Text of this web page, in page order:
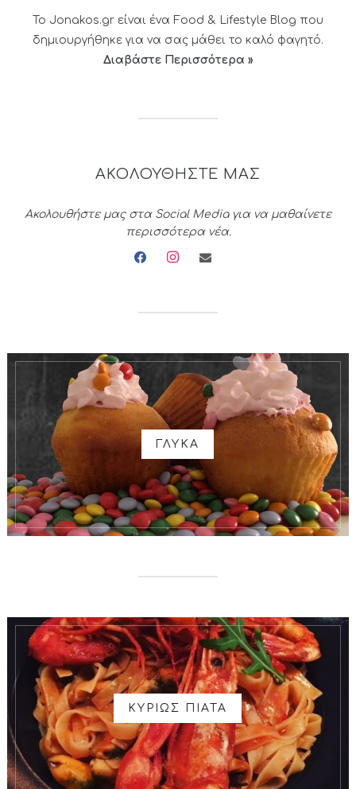
Το Jonakos.gr είναι ένα Food & Lifestyle Blog που
δημιουργήθηκε για να σας μάθει το καλό φαγητό.
Διαβάστε Περισσότερα »
ΑΚΟΛΟΥΘΗΣΤΕ ΜΑΣ
Ακολουθήστε μας στα Social Media για να μαθαίνετε
περισσότερα νέα.
facebookinstagramenvelope
ΓΛΥΚΑ
ΚΥΡΙΩΣ ΠΙΑΤΑ